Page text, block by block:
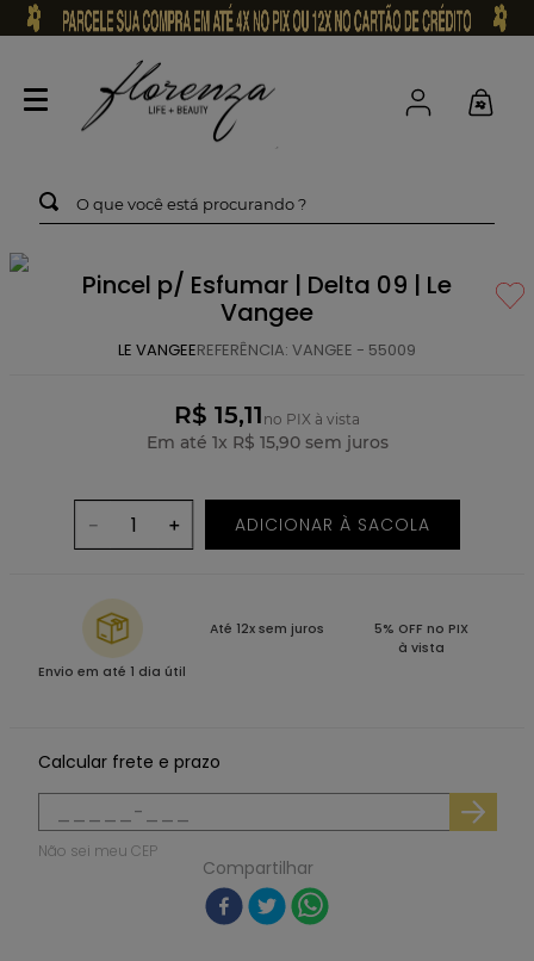
O que você está procurando ?
Pincel p/ Esfumar | Delta 09 | Le
Vangee
LE VANGEEREFERÊNCIA: VANGEE - 55009
R$ 15,11 no PIX à vista
Em até 1x R$ 15,90sem juros
＋
－ ADICIONAR À SACOLA
Envio em até 1 dia útil
Até 12x sem juros
5% OFF no PIX
à vista
Calcular frete e prazo
Não sei meu CEP
Compartilhar